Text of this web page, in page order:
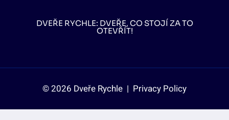
DVEŘE RYCHLE: DVEŘE, CO STOJÍ ZA TO
OTEVŘÍT!
© 2026 Dveře Rychle | Privacy Policy